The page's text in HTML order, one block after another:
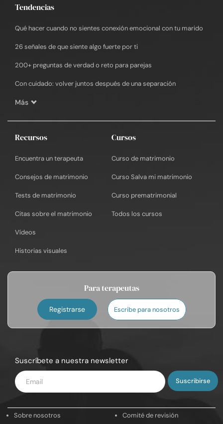
Tendencias
Qué hacer cuando no sientes conexión emocional con tu marido
26 señales de que siente algo fuerte por ti
200+ preguntas de verdad o reto para parejas
Con cuidado: volver juntos después de una separación
Más
Recursos
Encuentra un terapeuta
Consejos de matrimonio
Tests de matrimonio
Citas sobre el matrimonio
Vídeos
Historias visuales
Cursos
Curso de matrimonio
Curso Salva mi matrimonio
Curso prematrimonial
Todos los cursos
Para terapeutas
Registrarse Escribe para nosotros
Suscríbete a nuestra newsletter
Introduce
tu
Sobre nosotros Comité de revisión